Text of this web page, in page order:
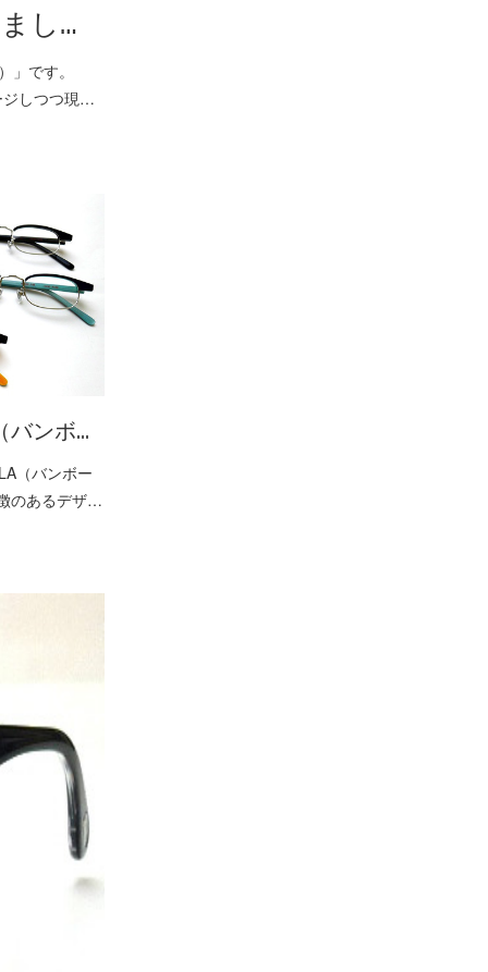
し…
です。
ジしつつ現…
バンボ…
（バンボー
のあるデザ…